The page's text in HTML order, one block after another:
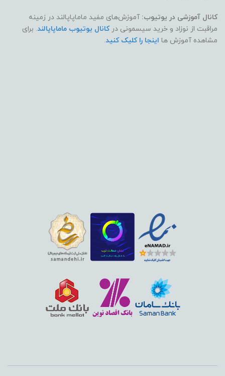
کانال آموزشی در یوتیوب: آموزش‌های مفید ماماپاپالند در زمینه
مراقبت از نوزاد و خرید سیسمونی درکانال یوتیوب ماماپاپالند. برای
مشاهده آموزش ها اینجا را کلیک کنید.